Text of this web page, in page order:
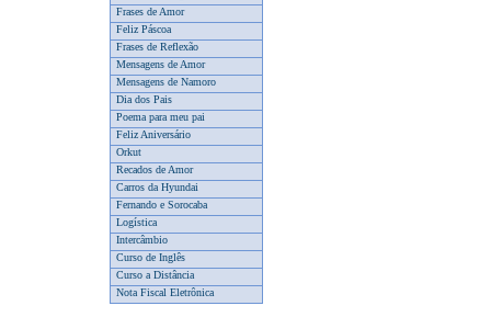
Frases de Amor
Feliz Páscoa
Frases de Reflexão
Mensagens de Amor
Mensagens de Namoro
Dia dos Pais
Poema para meu pai
Feliz Aniversário
Orkut
Recados de Amor
Carros da Hyundai
Fernando e Sorocaba
Logística
Intercâmbio
Curso de Inglês
Curso a Distância
Nota Fiscal Eletrônica